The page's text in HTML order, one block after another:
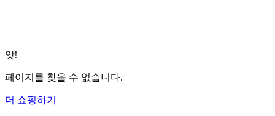
앗!
페이지를 찾을 수 없습니다.
더 쇼핑하기